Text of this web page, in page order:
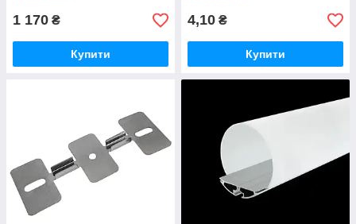
1 170 ₴
Купити
4,10 ₴
Купити